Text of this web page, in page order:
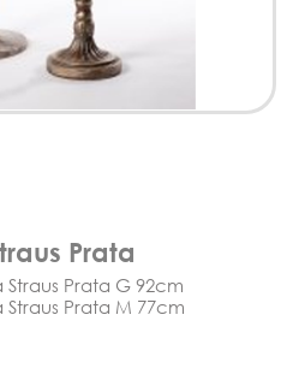
Prata
Straus Prata G 92cm
Straus Prata M 77cm